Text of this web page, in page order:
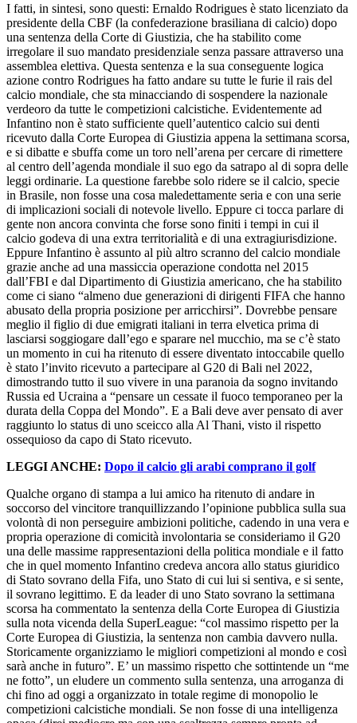
I fatti, in sintesi, sono questi: Ernaldo Rodrigues è stato licenziato da
presidente della CBF (la confederazione brasiliana di calcio) dopo
una sentenza della Corte di Giustizia, che ha stabilito come
irregolare il suo mandato presidenziale senza passare attraverso una
assemblea elettiva. Questa sentenza e la sua conseguente logica
azione contro Rodrigues ha fatto andare su tutte le furie il rais del
calcio mondiale, che sta minacciando di sospendere la nazionale
verdeoro da tutte le competizioni calcistiche. Evidentemente ad
Infantino non è stato sufficiente quell’autentico calcio sui denti
ricevuto dalla Corte Europea di Giustizia appena la settimana scorsa,
e si dibatte e sbuffa come un toro nell’arena per cercare di rimettere
al centro dell’agenda mondiale il suo ego da satrapo al di sopra delle
leggi ordinarie. La questione farebbe solo ridere se il calcio, specie
in Brasile, non fosse una cosa maledettamente seria e con una serie
di implicazioni sociali di notevole livello. Eppure ci tocca parlare di
gente non ancora convinta che forse sono finiti i tempi in cui il
calcio godeva di una extra territorialità e di una extragiurisdizione.
Eppure Infantino è assunto al più altro scranno del calcio mondiale
grazie anche ad una massiccia operazione condotta nel 2015
dall’FBI e dal Dipartimento di Giustizia americano, che ha stabilito
come ci siano “almeno due generazioni di dirigenti FIFA che hanno
abusato della propria posizione per arricchirsi”. Dovrebbe pensare
meglio il figlio di due emigrati italiani in terra elvetica prima di
lasciarsi soggiogare dall’ego e sparare nel mucchio, ma se c’è stato
un momento in cui ha ritenuto di essere diventato intoccabile quello
è stato l’invito ricevuto a partecipare al G20 di Bali nel 2022,
dimostrando tutto il suo vivere in una paranoia da sogno invitando
Russia ed Ucraina a “pensare un cessate il fuoco temporaneo per la
durata della Coppa del Mondo”. E a Bali deve aver pensato di aver
raggiunto lo status di uno sceicco alla Al Thani, visto il rispetto
ossequioso da capo di Stato ricevuto.
LEGGI ANCHE: Dopo il calcio gli arabi comprano il golf
Qualche organo di stampa a lui amico ha ritenuto di andare in
soccorso del vincitore tranquillizzando l’opinione pubblica sulla sua
volontà di non perseguire ambizioni politiche, cadendo in una vera e
propria operazione di comicità involontaria se consideriamo il G20
una delle massime rappresentazioni della politica mondiale e il fatto
che in quel momento Infantino credeva ancora allo status giuridico
di Stato sovrano della Fifa, uno Stato di cui lui si sentiva, e si sente,
il sovrano legittimo. E da leader di uno Stato sovrano la settimana
scorsa ha commentato la sentenza della Corte Europea di Giustizia
sulla nota vicenda della SuperLeague: “col massimo rispetto per la
Corte Europea di Giustizia, la sentenza non cambia davvero nulla.
Storicamente organizziamo le migliori competizioni al mondo e così
sarà anche in futuro”. E’ un massimo rispetto che sottintende un “me
ne fotto”, un eludere un commento sulla sentenza, una arroganza di
chi fino ad oggi a organizzato in totale regime di monopolio le
competizioni calcistiche mondiali. Se non fosse di una intelligenza